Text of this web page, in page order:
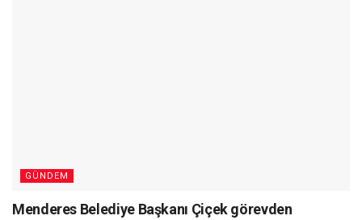
GÜNDEM
Menderes Belediye Başkanı Çiçek görevden